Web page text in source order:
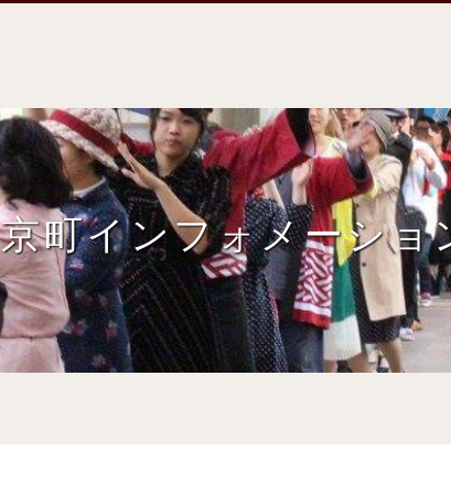
京町インフォメーショ